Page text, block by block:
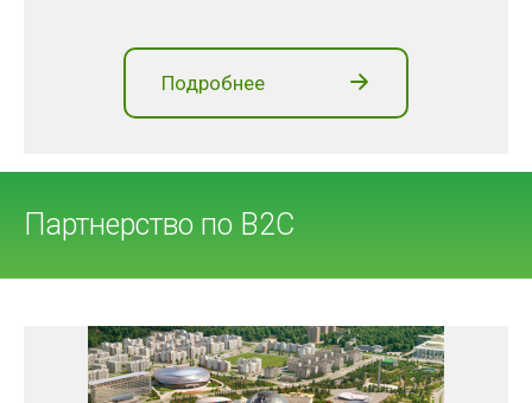
Подробнее
Партнерство по В2С